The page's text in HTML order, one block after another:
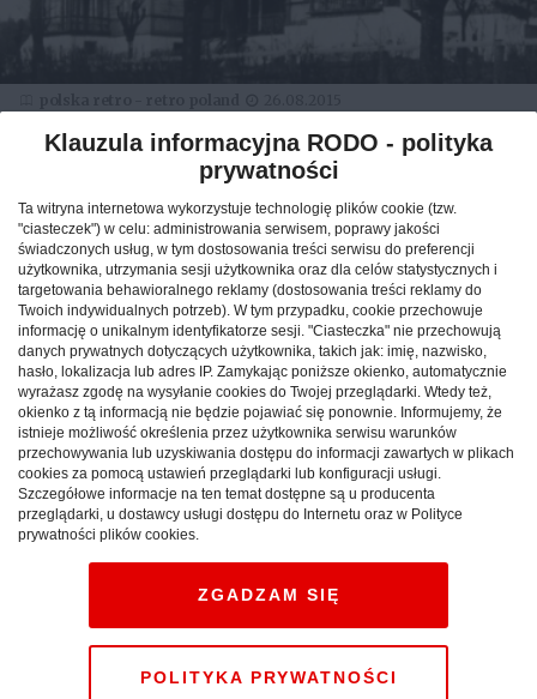
Nałęczów przewodnik retro
LUBELSKIE: Przewodnik po Nałęczowie i jego
okolicach z 1934 roku, który ukazał się nakładem
wydawnictwa W. J. Cholewińscy, (Lublin: S. Dżał).
Liczy sobie 96 stron z ilustracjami.
Reklama
Klauzula informacyjna RODO - polityka
prywatności
Ta witryna internetowa wykorzystuje technologię plików cookie (tzw.
"ciasteczek") w celu: administrowania serwisem, poprawy jakości
świadczonych usług, w tym dostosowania treści serwisu do preferencji
użytkownika, utrzymania sesji użytkownika oraz dla celów statystycznych i
targetowania behawioralnego reklamy (dostosowania treści reklamy do
Twoich indywidualnych potrzeb). W tym przypadku, cookie przechowuje
informację o unikalnym identyfikatorze sesji. "Ciasteczka" nie przechowują
danych prywatnych dotyczących użytkownika, takich jak: imię, nazwisko,
hasło, lokalizacja lub adres IP. Zamykając poniższe okienko, automatycznie
wyrażasz zgodę na wysyłanie cookies do Twojej przeglądarki. Wtedy też,
okienko z tą informacją nie będzie pojawiać się ponownie. Informujemy, że
istnieje możliwość określenia przez użytkownika serwisu warunków
przechowywania lub uzyskiwania dostępu do informacji zawartych w plikach
cookies za pomocą ustawień przeglądarki lub konfiguracji usługi.
Szczegółowe informacje na ten temat dostępne są u producenta
przeglądarki, u dostawcy usługi dostępu do Internetu oraz w Polityce
prywatności plików cookies.
POLITYKA PRYWATNOŚCI
ZGADZAM SIĘ